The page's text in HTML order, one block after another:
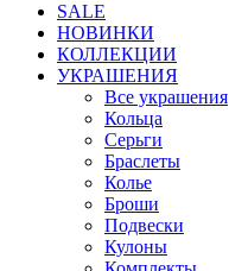
SALE
НОВИНКИ
КОЛЛЕКЦИИ
УКРАШЕНИЯ
Все украшения
Кольца
Серьги
Браслеты
Колье
Броши
Подвески
Кулоны